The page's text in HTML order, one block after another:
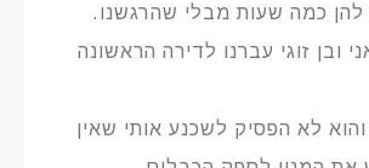
להן כמה שעות מבלי שהרגשנו.
ובן זוגי עברנו לדירה הראשונה
והוא לא הפסיק לשכנע אותי שאין